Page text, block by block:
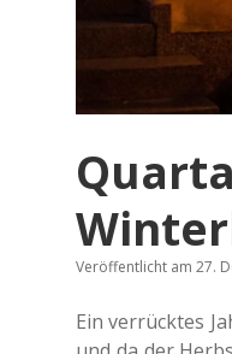
Veröffentlicht am 27.
Ein ver­rück­tes